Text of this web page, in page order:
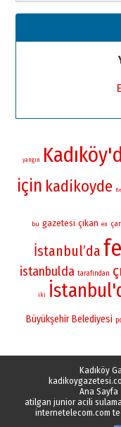
yangın
için kadikoyde
bu gazetesi çıkan en
İstanbul’da
istanbulda tarafından
iki
Büyükşehir Belediyesi
Kadıköy
Ana Sayfa|
atilgan junior acili
internetelecom.com